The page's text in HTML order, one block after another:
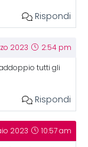
Rispondi
2023 2:54 pm
tutti gli
Rispondi
2023 10:57 am